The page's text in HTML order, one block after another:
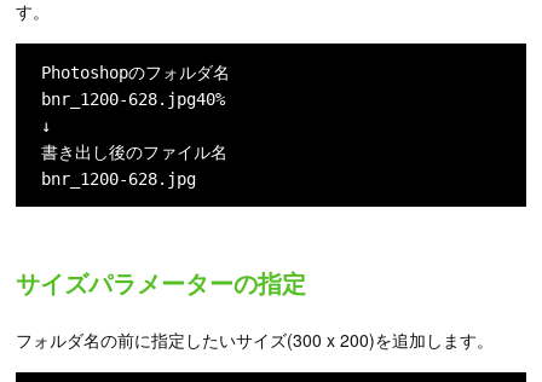
す。
Photoshopのフォルダ名
bnr_1200-628.jpg40%
↓
書き出し後のファイル名
bnr_1200-628.jpg
サイズパラメーターの指定
フォルダ名の前に指定したいサイズ(300 x 200)を追加します。